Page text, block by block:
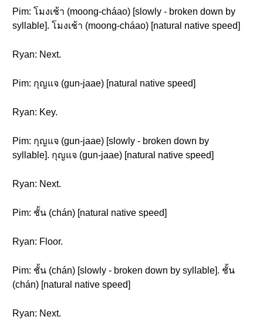
Pim: โมงเช้า (moong-cháao) [slowly - broken down by
syllable]. โมงเช้า (moong-cháao) [natural native speed]
Ryan: Next.
Pim: กุญแจ (gun-jaae) [natural native speed]
Ryan: Key.
Pim: กุญแจ (gun-jaae) [slowly - broken down by
syllable]. กุญแจ (gun-jaae) [natural native speed]
Ryan: Next.
Pim: ชั้น (chán) [natural native speed]
Ryan: Floor.
Pim: ชั้น (chán) [slowly - broken down by syllable]. ชั้น
(chán) [natural native speed]
Ryan: Next.